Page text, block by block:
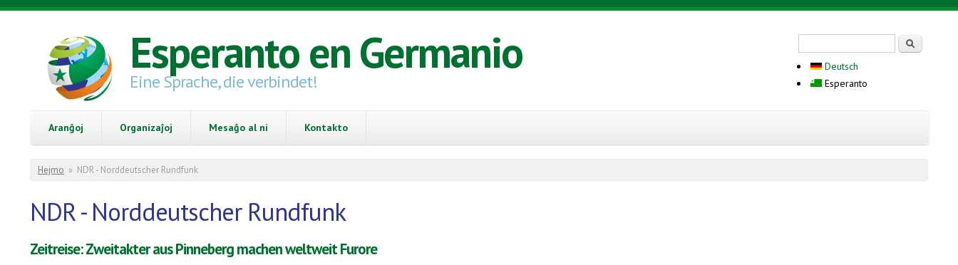
Skip to main content
Esperanto en Germanio
Eine Sprache, die verbindet!
Deutsch
Esperanto
Aranĝoj Organizaĵoj Mesaĝo al ni Kontakto
You are here
Hejmo » NDR - Norddeutscher Rundfunk
NDR - Norddeutscher Rundfunk
Zeitreise: Zweitakter aus Pinneberg machen weltweit Furore